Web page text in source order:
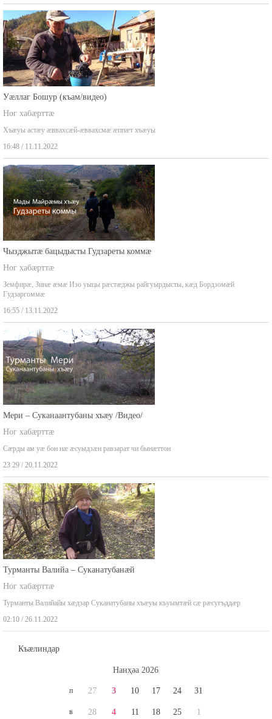
Уæллаг Бошур (къам/видео)
Ног хабæрттæ
Хъæуы астæу æввахсæй-æввахсмæ æппæт хъæуы
16:48 / 11.11.2022
Чызджытæ бацыдысты Гудзареты коммæ
Ног хабæрттæ
Земфирæ, Зинæ æмæ Изо уыцы рæстæджы райгуырдысты, кæд Бордзомæй
Гудзаргоммæ
16:55 / 13.11.2022
Мери – Суканаантубаны хъæу /Видео/
Ног хабæрттæ
Сæрды ам уæ бон нæ æсуыдзæн равзарат чи бынæттон
23:29 / 20.11.2022
Турманты Валийа – Суканатубанæй
Ног хабæрттæ
Турманты Валийайы хæдзар Суканатубаны хъæуы къуымтæй сæ рæсугъддæр
02:10 / 26.11.2022
Къæлиндар
Нaнҳәa 2026
п
в
27
28
3
4
10
11
17
18
24
25
31
1